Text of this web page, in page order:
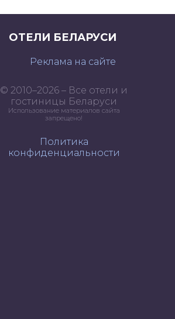
ОТЕЛИ БЕЛАРУСИ
Реклама на сайте
© 2010–2026 – Все отели и
гостиницы Беларуси
Использование материалов сайта
запрещено!
Политика
конфиденциальности